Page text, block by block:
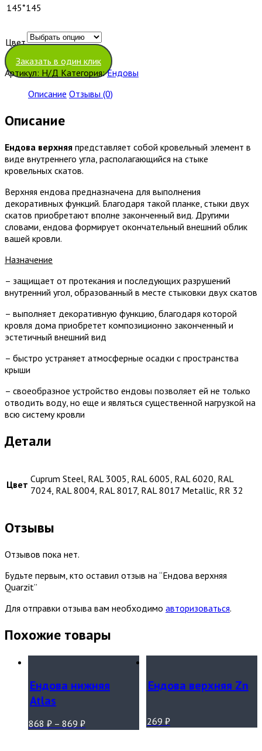
145*145
Цвет
Очистить
Заказать в один клик
Артикул: Н/Д Категория:Ендовы
Описание Отзывы (0)
Описание
Ендова верхняя представляет собой кровельный элемент в
виде внутреннего угла, располагающийся на стыке
кровельных скатов.
Верхняя ендова предназначена для выполнения
декоративных функций. Благодаря такой планке, стыки двух
скатов приобретают вполне законченный вид. Другими
словами, ендова формирует окончательный внешний облик
вашей кровли.
Назначение
– защищает от протекания и последующих разрушений
внутренний угол, образованный в месте стыковки двух скатов
– выполняет декоративную функцию, благодаря которой
кровля дома приобретет композиционно законченный и
эстетичный внешний вид
– быстро устраняет атмосферные осадки с пространства
крыши
– своеобразное устройство ендовы позволяет ей не только
отводить воду, но еще и являться существенной нагрузкой на
всю систему кровли
Детали
Цвет Cuprum Steel, RAL 3005, RAL 6005, RAL 6020, RAL
7024, RAL 8004, RAL 8017, RAL 8017 Metallic, RR 32
Отзывы
Отзывов пока нет.
Будьте первым, кто оставил отзыв на “Ендова верхняя
Quarzit”
Для отправки отзыва вам необходимо авторизоваться.
Похожие товары
Ендова нижняя
Atlas
868 ₽ – 869 ₽
Ендова верхняя Zn
269 ₽